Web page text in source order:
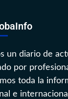
un diario de
por
toda la
e